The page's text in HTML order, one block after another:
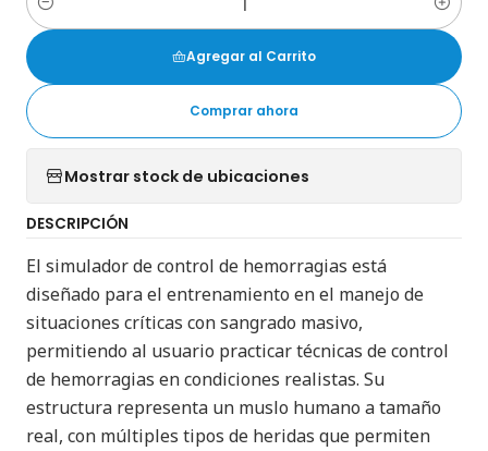
Cantidad
Agregar al Carrito
Comprar ahora
Mostrar stock de ubicaciones
DESCRIPCIÓN
El simulador de control de hemorragias está
diseñado para el entrenamiento en el manejo de
situaciones críticas con sangrado masivo,
permitiendo al usuario practicar técnicas de control
de hemorragias en condiciones realistas. Su
estructura representa un muslo humano a tamaño
real, con múltiples tipos de heridas que permiten